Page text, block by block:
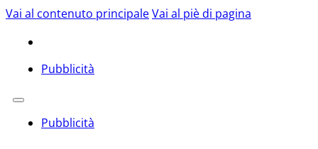
Vai al contenuto principaleVai al piè di pagina
Pubblicità
Pubblicità